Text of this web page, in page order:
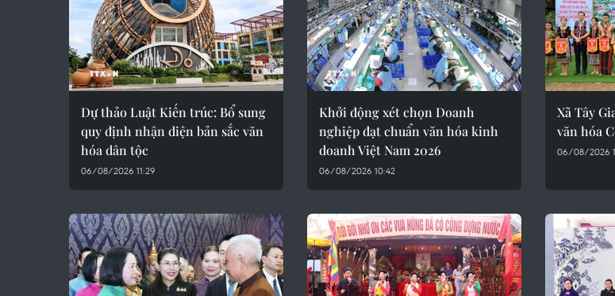
Dự thảo Luật Kiến trúc: Bổ sung
quy định nhận diện bản sắc văn
hóa dân tộc
06/08/2026 11:29
Khởi động xét chọn Doanh
nghiệp đạt chuẩn văn hóa kinh
doanh Việt Nam 2026
06/08/2026 10:42
Xã Tây
văn hóa
06/08/2026